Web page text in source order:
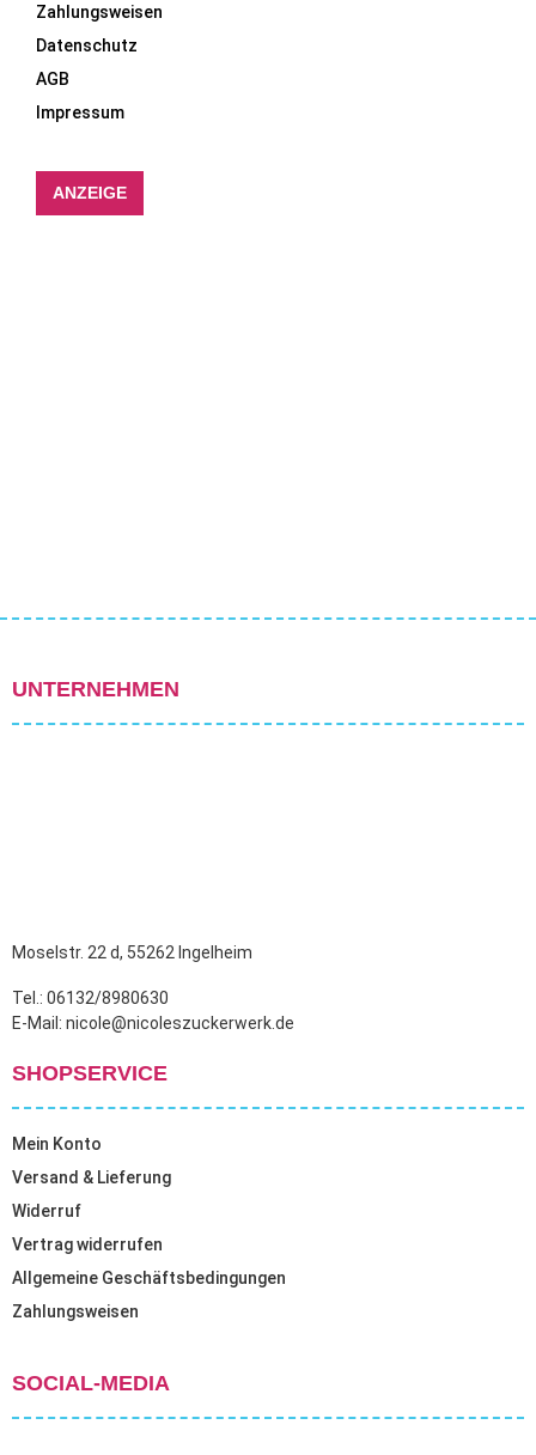
Zahlungsweisen
Datenschutz
AGB
Impressum
ANZEIGE
UNTERNEHMEN
Moselstr. 22 d, 55262 Ingelheim
Tel.: 06132/8980630
E-Mail: nicole@nicoleszuckerwerk.de
SHOPSERVICE
Mein Konto
Versand & Lieferung
Widerruf
Vertrag widerrufen
Allgemeine Geschäftsbedingungen
Zahlungsweisen
SOCIAL-MEDIA